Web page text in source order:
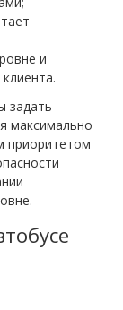
и
задать
максимально
приоритетом